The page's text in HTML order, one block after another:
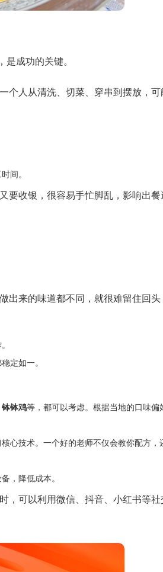
成功的关键。
个人从清洗、切菜、穿串到摆放，可
间。
要收银，很容易手忙脚乱，影响出餐
出来的味道都不同，就很难留住回头
定如一。
钵钵鸡等，都可以考虑。根据当地的口味偏
心技术。一个好的老师不仅会教你配方，
，降低成本。
，可以利用微信、抖音、小红书等社